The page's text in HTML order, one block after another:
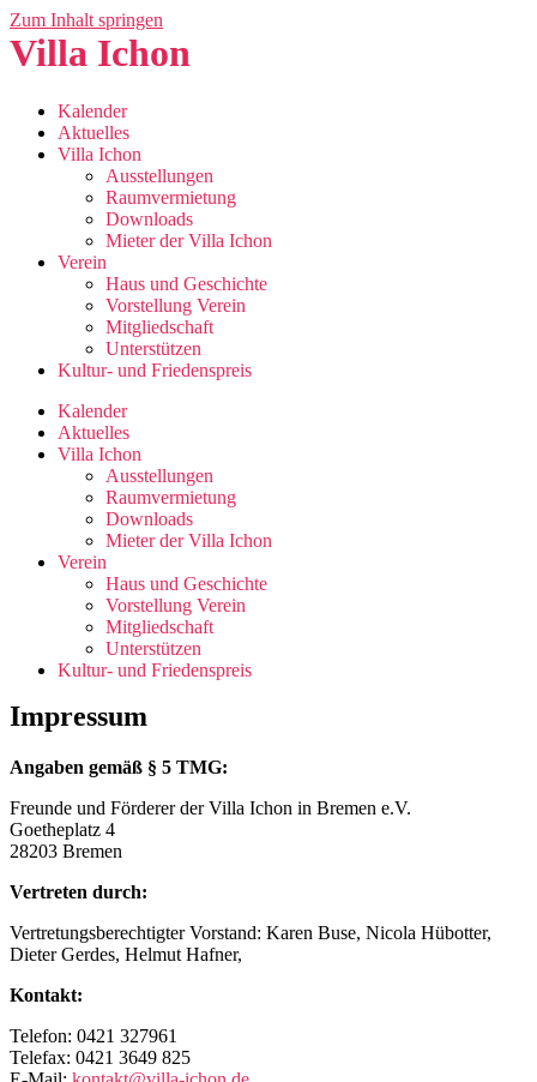
Zum Inhalt springen
Villa Ichon
Kalender
Aktuelles
Villa Ichon
Ausstellungen
Raumvermietung
Downloads
Mieter der Villa Ichon
Verein
Haus und Geschichte
Vorstellung Verein
Mitgliedschaft
Unterstützen
Kultur- und Friedenspreis
Kalender
Aktuelles
Villa Ichon
Ausstellungen
Raumvermietung
Downloads
Mieter der Villa Ichon
Verein
Haus und Geschichte
Vorstellung Verein
Mitgliedschaft
Unterstützen
Kultur- und Friedenspreis
Impressum
Angaben gemäß § 5 TMG:
Freunde und Förderer der Villa Ichon in Bremen e.V.
Goetheplatz 4
28203 Bremen
Vertreten durch:
Vertretungsberechtigter Vorstand: Karen Buse, Nicola Hübotter,
Dieter Gerdes, Helmut Hafner,
Kontakt:
Telefon: 0421 327961
Telefax: 0421 3649 825